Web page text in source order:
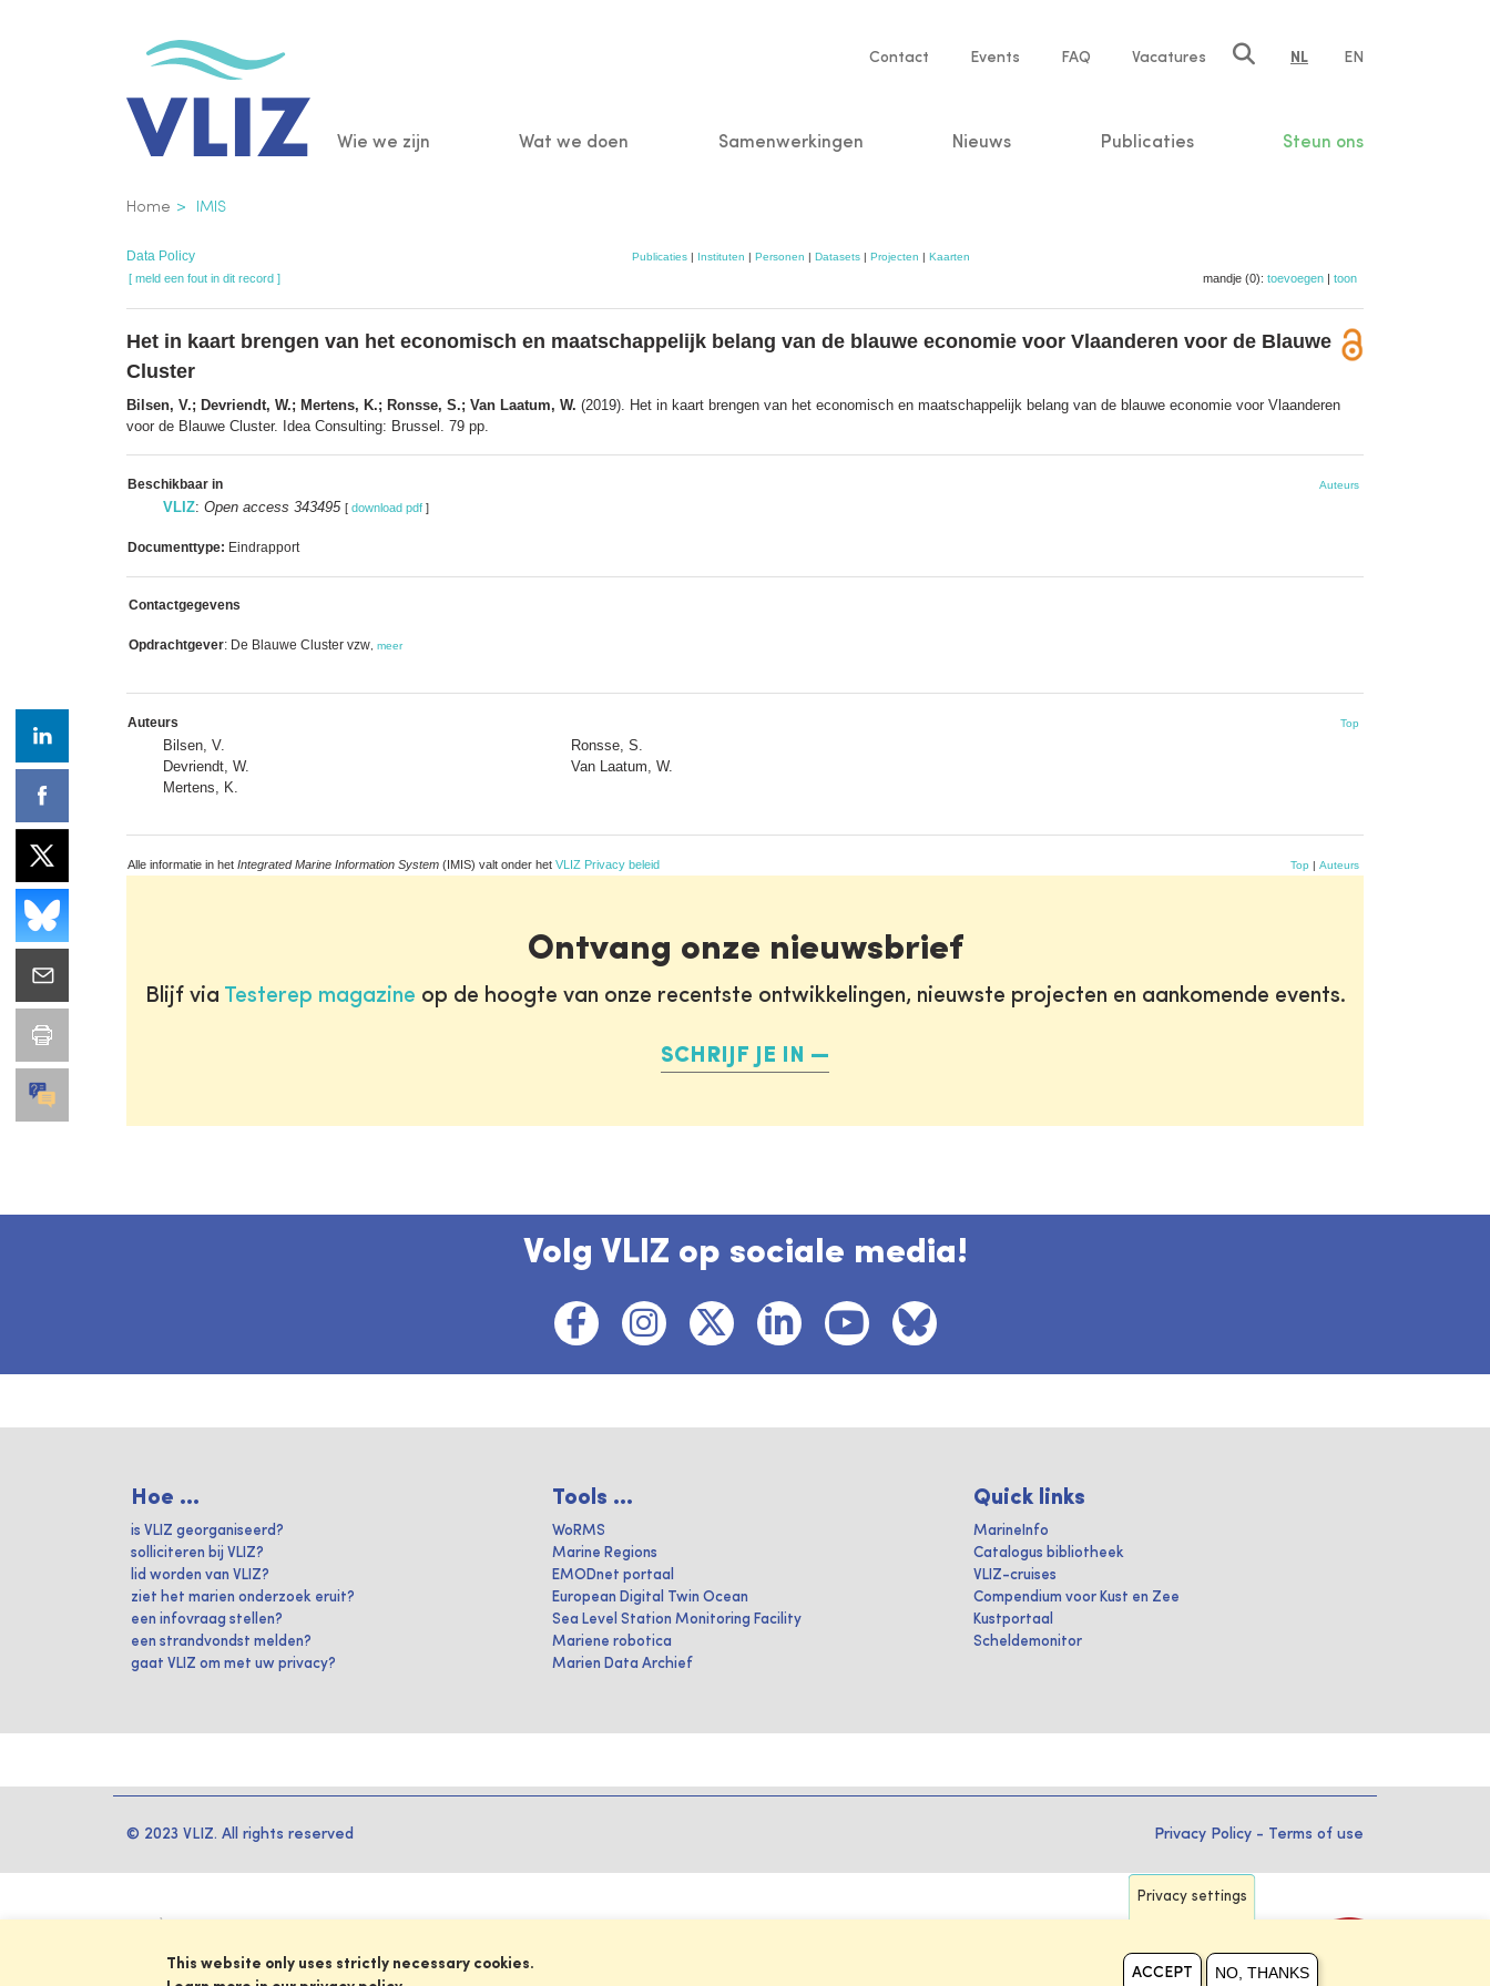
Service
Contact Events FAQ Vacatures NL EN
Main
Wie we zijn Wat we doen Samenwerkingen Nieuws Publicaties Steun ons
Kruimelpad
Home IMIS
Data Policy Publicaties| Instituten | Personen | Datasets| Projecten | Kaarten
[ meld een fout in dit record ] mandje (0): toevoegen | toon
Het in kaart brengen van het economisch en maatschappelijk belang van de blauwe economie voor Vlaanderen voor de Blauwe
Cluster
Bilsen, V.; Devriendt, W.; Mertens, K.; Ronsse, S.; Van Laatum, W. (2019). Het in kaart brengen van het economisch en maatschappelijk belang van de blauwe economie voor Vlaanderen
voor de Blauwe Cluster. Idea Consulting: Brussel. 79 pp.
Beschikbaar in Auteurs
VLIZ: Open access 343495 [ download pdf ]
Documenttype: Eindrapport
Contactgegevens
Opdrachtgever: De Blauwe Cluster vzw meer
Auteurs Top
Bilsen, V.
Devriendt, W.
Mertens, K.
Ronsse, S.
Van Laatum, W.
Alle informatie in het Integrated Marine Information System (IMIS) valt onder het VLIZ Privacy beleid Top | Auteurs
Ontvang onze nieuwsbrief
Blijf via Testerep magazine op de hoogte van onze recentste ontwikkelingen, nieuwste projecten en aankomende events.
SCHRIJF JE IN
Volg VLIZ op sociale media!
Hoe ...
is VLIZ georganiseerd?
solliciteren bij VLIZ?
lid worden van VLIZ?
ziet het marien onderzoek eruit?
een infovraag stellen?
een strandvondst melden?
gaat VLIZ om met uw privacy?
Tools ...
WoRMS
Marine Regions
EMODnet portaal
European Digital Twin Ocean
Sea Level Station Monitoring Facility
Mariene robotica
Marien Data Archief
Quick links
MarineInfo
Catalogus bibliotheek
VLIZ-cruises
Compendium voor Kust en Zee
Kustportaal
Scheldemonitor
© 2023 VLIZ. All rights reserved Privacy Policy - Terms of use
Privacy settings
This website only uses strictly necessary cookies.
ACCEPT NO, THANKS